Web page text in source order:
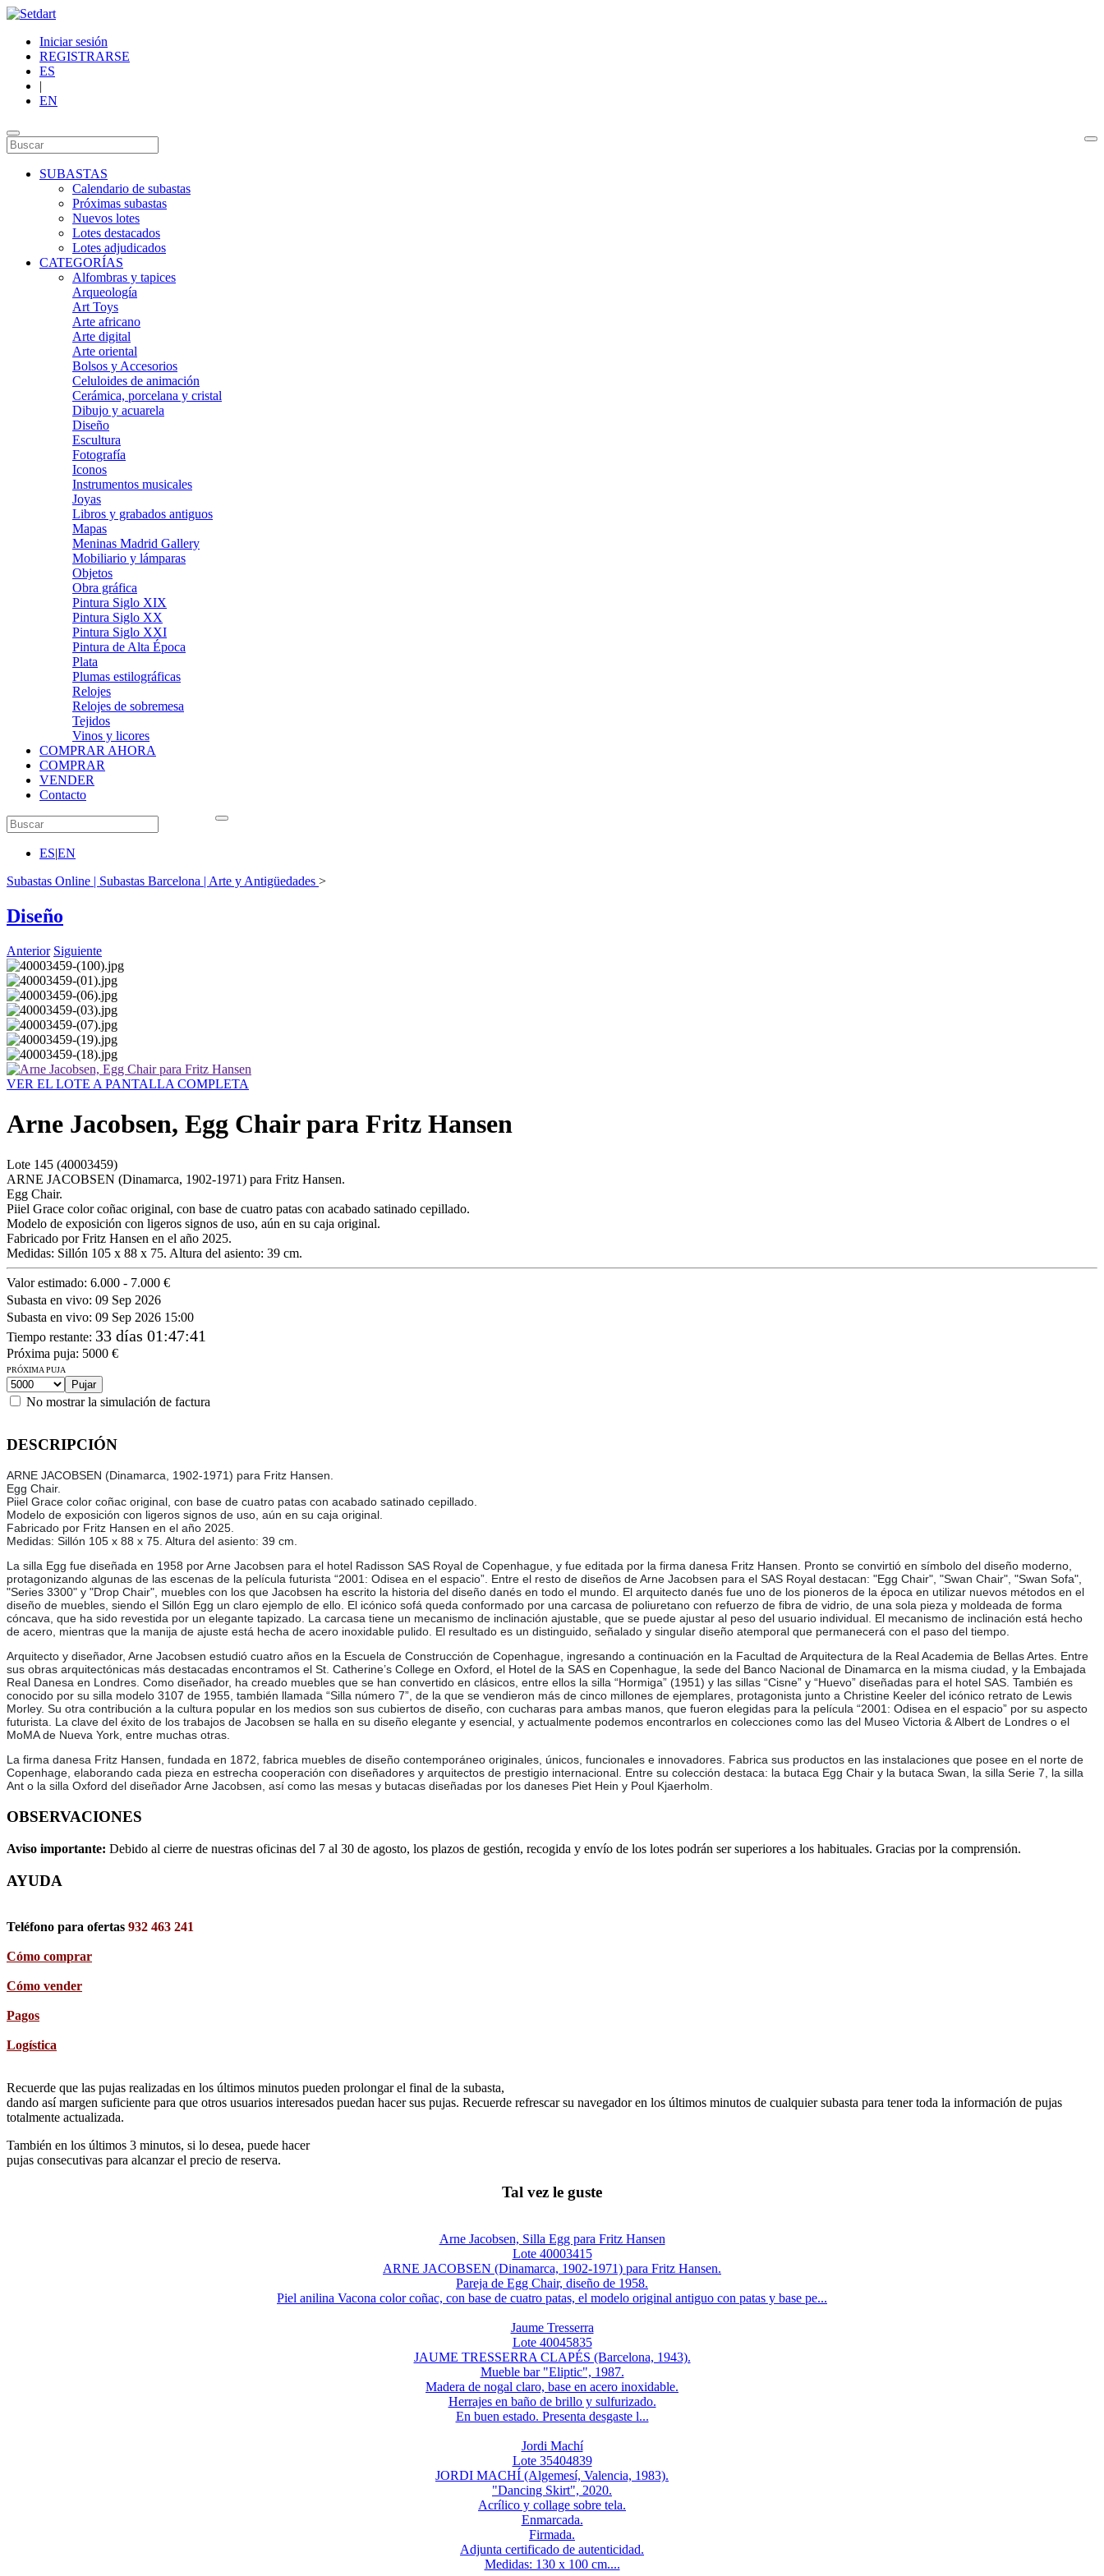
Iniciar sesión
REGISTRARSE
ES
|
EN
SUBASTAS
Calendario de subastas
Próximas subastas
Nuevos lotes
Lotes destacados
Lotes adjudicados
CATEGORÍAS
Alfombras y tapices
Arqueología
Art Toys
Arte africano
Arte digital
Arte oriental
Bolsos y Accesorios
Celuloides de animación
Cerámica, porcelana y cristal
Dibujo y acuarela
Diseño
Escultura
Fotografía
Iconos
Instrumentos musicales
Joyas
Libros y grabados antiguos
Mapas
Meninas Madrid Gallery
Mobiliario y lámparas
Objetos
Obra gráfica
Pintura Siglo XIX
Pintura Siglo XX
Pintura Siglo XXI
Pintura de Alta Época
Plata
Plumas estilográficas
Relojes
Relojes de sobremesa
Tejidos
Vinos y licores
COMPRAR AHORA
COMPRAR
VENDER
Contacto
ES|EN
Subastas Online | Subastas Barcelona | Arte y Antigüedades >
Diseño
Anterior Siguiente
VER EL LOTE A PANTALLA COMPLETA
Arne Jacobsen, Egg Chair para Fritz Hansen
Lote 145 (40003459)
ARNE JACOBSEN (Dinamarca, 1902-1971) para Fritz Hansen.
Egg Chair.
Piiel Grace color coñac original, con base de cuatro patas con acabado satinado cepillado.
Modelo de exposición con ligeros signos de uso, aún en su caja original.
Fabricado por Fritz Hansen en el año 2025.
Medidas: Sillón 105 x 88 x 75. Altura del asiento: 39 cm.
Valor estimado: 6.000 - 7.000 €
Subasta en vivo: 09 Sep 2026
Subasta en vivo: 09 Sep 2026 15:00
Tiempo restante: 33 días 01:47:41
Próxima puja: 5000 €
PRÓXIMA PUJA
No mostrar la simulación de factura
DESCRIPCIÓN
ARNE JACOBSEN (Dinamarca, 1902-1971) para Fritz Hansen.
Egg Chair.
Piiel Grace color coñac original, con base de cuatro patas con acabado satinado cepillado.
Modelo de exposición con ligeros signos de uso, aún en su caja original.
Fabricado por Fritz Hansen en el año 2025.
Medidas: Sillón 105 x 88 x 75. Altura del asiento: 39 cm.
La silla Egg fue diseñada en 1958 por Arne Jacobsen para el hotel Radisson SAS Royal de Copenhague, y fue editada por la firma danesa Fritz Hansen. Pronto se convirtió en símbolo del diseño moderno,
protagonizando algunas de las escenas de la película futurista “2001: Odisea en el espacio”. Entre el resto de diseños de Arne Jacobsen para el SAS Royal destacan: "Egg Chair", "Swan Chair", "Swan Sofa",
"Series 3300" y "Drop Chair", muebles con los que Jacobsen ha escrito la historia del diseño danés en todo el mundo. El arquitecto danés fue uno de los pioneros de la época en utilizar nuevos métodos en el
diseño de muebles, siendo el Sillón Egg un claro ejemplo de ello. El icónico sofá queda conformado por una carcasa de poliuretano con refuerzo de fibra de vidrio, de una sola pieza y moldeada de forma
cóncava, que ha sido revestida por un elegante tapizado. La carcasa tiene un mecanismo de inclinación ajustable, que se puede ajustar al peso del usuario individual. El mecanismo de inclinación está hecho
de acero, mientras que la manija de ajuste está hecha de acero inoxidable pulido. El resultado es un distinguido, señalado y singular diseño atemporal que permanecerá con el paso del tiempo.
Arquitecto y diseñador, Arne Jacobsen estudió cuatro años en la Escuela de Construcción de Copenhague, ingresando a continuación en la Facultad de Arquitectura de la Real Academia de Bellas Artes. Entre
sus obras arquitectónicas más destacadas encontramos el St. Catherine’s College en Oxford, el Hotel de la SAS en Copenhague, la sede del Banco Nacional de Dinamarca en la misma ciudad, y la Embajada
Real Danesa en Londres. Como diseñador, ha creado muebles que se han convertido en clásicos, entre ellos la silla “Hormiga” (1951) y las sillas “Cisne” y “Huevo” diseñadas para el hotel SAS. También es
conocido por su silla modelo 3107 de 1955, también llamada “Silla número 7”, de la que se vendieron más de cinco millones de ejemplares, protagonista junto a Christine Keeler del icónico retrato de Lewis
Morley. Su otra contribución a la cultura popular en los medios son sus cubiertos de diseño, con cucharas para ambas manos, que fueron elegidas para la película “2001: Odisea en el espacio” por su aspecto
futurista. La clave del éxito de los trabajos de Jacobsen se halla en su diseño elegante y esencial, y actualmente podemos encontrarlos en colecciones como las del Museo Victoria & Albert de Londres o el
MoMA de Nueva York, entre muchas otras.
La firma danesa Fritz Hansen, fundada en 1872, fabrica muebles de diseño contemporáneo originales, únicos, funcionales e innovadores. Fabrica sus productos en las instalaciones que posee en el norte de
Copenhage, elaborando cada pieza en estrecha cooperación con diseñadores y arquitectos de prestigio internacional. Entre su colección destaca: la butaca Egg Chair y la butaca Swan, la silla Serie 7, la silla
Ant o la silla Oxford del diseñador Arne Jacobsen, así como las mesas y butacas diseñadas por los daneses Piet Hein y Poul Kjaerholm.
OBSERVACIONES
Aviso importante: Debido al cierre de nuestras oficinas del 7 al 30 de agosto, los plazos de gestión, recogida y envío de los lotes podrán ser superiores a los habituales. Gracias por la comprensión.
AYUDA
Teléfono para ofertas 932 463 241
Cómo comprar
Cómo vender
Pagos
Logística
Recuerde que las pujas realizadas en los últimos minutos pueden prolongar el final de la subasta,
dando así margen suficiente para que otros usuarios interesados puedan hacer sus pujas. Recuerde refrescar su navegador en los últimos minutos de cualquier subasta para tener toda la información de pujas
totalmente actualizada.
También en los últimos 3 minutos, si lo desea, puede hacer
pujas consecutivas para alcanzar el precio de reserva.
Tal vez le guste
Arne Jacobsen, Silla Egg para Fritz Hansen
Lote 40003415
ARNE JACOBSEN (Dinamarca, 1902-1971) para Fritz Hansen.
Pareja de Egg Chair, diseño de 1958.
Piel anilina Vacona color coñac, con base de cuatro patas, el modelo original antiguo con patas y base pe...
Jaume Tresserra
Lote 40045835
JAUME TRESSERRA CLAPÉS (Barcelona, 1943).
Mueble bar "Eliptic", 1987.
Madera de nogal claro, base en acero inoxidable.
Herrajes en baño de brillo y sulfurizado.
En buen estado. Presenta desgaste l...
Jordi Machí
Lote 35404839
JORDI MACHÍ (Algemesí, Valencia, 1983).
"Dancing Skirt", 2020.
Acrílico y collage sobre tela.
Enmarcada.
Firmada.
Adjunta certificado de autenticidad.
Medidas: 130 x 100 cm....